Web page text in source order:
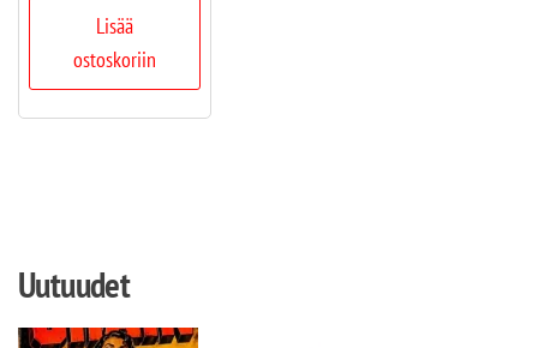
Lisää
ostoskoriin
Uutuudet